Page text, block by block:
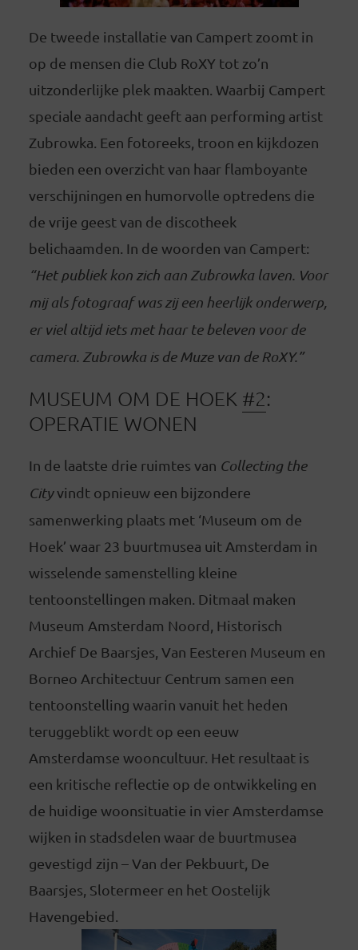
De tweede installatie van Campert zoomt in
op de mensen die Club RoXY tot zo’n
uitzonderlijke plek maakten. Waarbij Campert
speciale aandacht geeft aan performing artist
Zubrowka. Een fotoreeks, troon en kijkdozen
bieden een overzicht van haar flamboyante
verschijningen en humorvolle optredens die
de vrije geest van de discotheek
belichaamden. In de woorden van Campert:
“Het publiek kon zich aan Zubrowka laven. Voor
mij als fotograaf was zij een heerlijk onderwerp,
er viel altijd iets met haar te beleven voor de
camera. Zubrowka is de Muze van de RoXY.”
MUSEUM OM DE HOEK #2:
OPERATIE WONEN
In de laatste drie ruimtes van Collecting the
Cityvindt opnieuw een bijzondere
samenwerking plaats met ‘Museum om de
Hoek’ waar 23 buurtmusea uit Amsterdam in
wisselende samenstelling kleine
tentoonstellingen maken. Ditmaal maken
Museum Amsterdam Noord, Historisch
Archief De Baarsjes, Van Eesteren Museum en
Borneo Architectuur Centrum samen een
tentoonstelling waarin vanuit het heden
teruggeblikt wordt op een eeuw
Amsterdamse wooncultuur. Het resultaat is
een kritische reflectie op de ontwikkeling en
de huidige woonsituatie in vier Amsterdamse
wijken in stadsdelen waar de buurtmusea
gevestigd zijn – Van der Pekbuurt, De
Baarsjes, Slotermeer en het Oostelijk
Havengebied.